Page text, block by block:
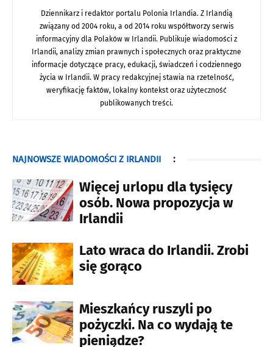
Dziennikarz i redaktor portalu Polonia Irlandia. Z Irlandią
związany od 2004 roku, a od 2014 roku współtworzy serwis
informacyjny dla Polaków w Irlandii. Publikuje wiadomości z
Irlandii, analizy zmian prawnych i społecznych oraz praktyczne
informacje dotyczące pracy, edukacji, świadczeń i codziennego
życia w Irlandii. W pracy redakcyjnej stawia na rzetelność,
weryfikację faktów, lokalny kontekst oraz użyteczność
publikowanych treści.
NAJNOWSZE WIADOMOŚCI Z IRLANDII :
Więcej urlopu dla tysięcy
osób. Nowa propozycja w
Irlandii
Lato wraca do Irlandii. Zrobi
się gorąco
Mieszkańcy ruszyli po
pożyczki. Na co wydają te
pieniądze?